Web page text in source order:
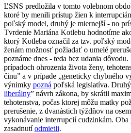
ĽSNS predložila v tomto volebnom
ktoré by menili prístup žien k
poľský model, druhý je miernejší - no
Tvrdenie Mariána Kotlebu hodnotíme
ktorý Kotleba označil za tzv. poľský
ženám možnosť požiadať o umelé
poznáme dnes - teda bez udania dôvodu.
prípadoch ohrozenia života ženy,
činu” a v prípade „geneticky chybného
výnimky pozná poľská legislatíva.
liberálny” návrh zákona, by skrátil
tehotenstva, počas ktorej môžu matky
prerušenie, z dvanástich týždňov na
vykonávanie interrupcií cudzinkám.
zasadnutíodmietli.